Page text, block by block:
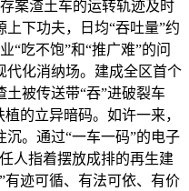
案渣土车的运转轨迹及时
下功夫，日均“吞吐量”约
“吃不饱”和“推广难”的问
代化消纳场。建成全区首个
被传送带“吞”进破裂车
的立异暗码。如许一来，
。通过“一车一码”的电子
人指着摆放成排的再生建
有迹可循、有法可依、有价